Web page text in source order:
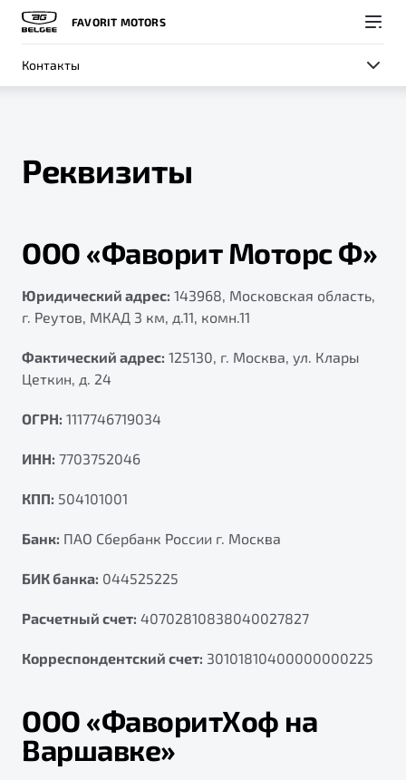
FAVORIT MOTORS
Контакты
Новый
X50+
от 2 219 990 ₽*
ВЫБОР И ПОКУПКА
Автомобили в наличии
Спецпредложения и Акции
Записаться на тест-драйв
Трейд-ин
Страхование
СЕРВИС
Записаться на сервис
Руководство по эксплуатации
Техническое обслуживание
Калькулятор ТО
ПОДДЕРЖКА
Гарантия Belgee
Belgee Линк
Реферальная программа
Клиентская поддержка
Помощь на дорогах
СОБЫТИЯ
Новости
Контакты
BELGEE В РОССИИ
Правовая информация
Реквизиты
ООО «Фаворит Моторс Ф»
Юридический адрес: 143968, Московская область,
г. Реутов, МКАД 3 км, д.11, комн.11
Фактический адрес: 125130, г. Москва, ул. Клары
Цеткин, д. 24
ОГРН: 1117746719034
ИНН: 7703752046
КПП: 504101001
Банк: ПАО Сбербанк России г. Москва
БИК банка: 044525225
Расчетный счет: 40702810838040027827
Корреспондентский счет: 30101810400000000225
ООО «ФаворитХоф на
Варшавке»